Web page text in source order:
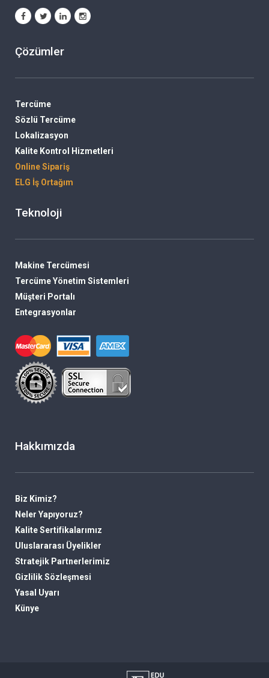
Çözümler
Tercüme
Sözlü Tercüme
Lokalizasyon
Kalite Kontrol Hizmetleri
Online Sipariş
ELG İş Ortağım
Teknoloji
Makine Tercümesi
Tercüme Yönetim Sistemleri
Müşteri Portalı
Entegrasyonlar
Hakkımızda
Biz Kimiz?
Neler Yapıyoruz?
Kalite Sertifikalarımız
Uluslararası Üyelikler
Stratejik Partnerlerimiz
Gizlilik Sözleşmesi
Yasal Uyarı
Künye